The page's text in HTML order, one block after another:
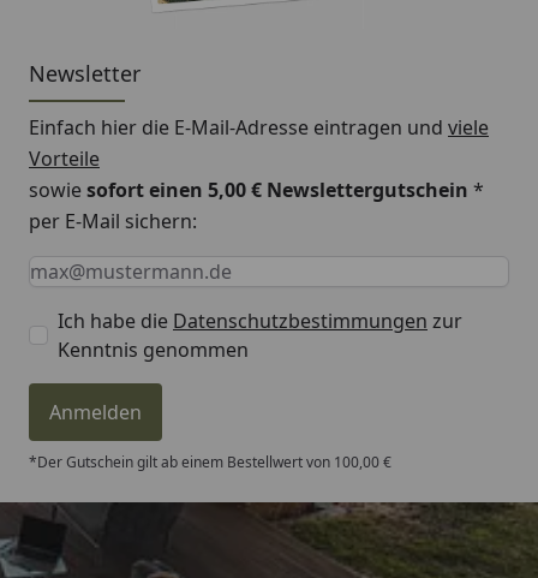
Newsletter
Einfach hier die E-Mail-Adresse eintragen und viele
Vorteile
sowiesofort einen 5,00 € Newslettergutschein *
per E-Mail sichern:
Keine Eingabe erforderlich
Eingabe erforderlich
E-Mail *
Ich habe die Datenschutzbestimmungen zur
Kenntnis genommen
Anmelden
*Der Gutschein gilt ab einem Bestellwert von 100,00 €